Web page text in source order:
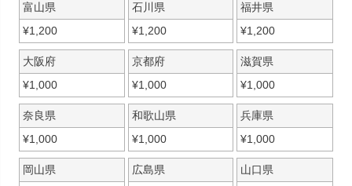
富山県
¥1,200
石川県
¥1,200
福井県
¥1,200
大阪府
¥1,000
京都府
¥1,000
滋賀県
¥1,000
奈良県
¥1,000
和歌山県
¥1,000
兵庫県
¥1,000
岡山県
広島県
山口県